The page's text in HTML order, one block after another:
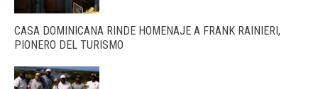
CASA DOMINICANA RINDE HOMENAJE A FRANK RAINIERI,
PIONERO DEL TURISMO